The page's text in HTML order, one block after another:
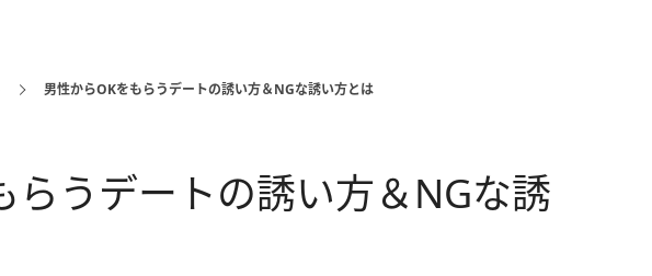
男性からOKをもらうデートの誘い方＆NGな誘い方とは
らうデートの誘い方＆NGな誘